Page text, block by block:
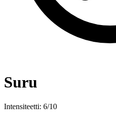
Suru
Intensiteetti: 6/10